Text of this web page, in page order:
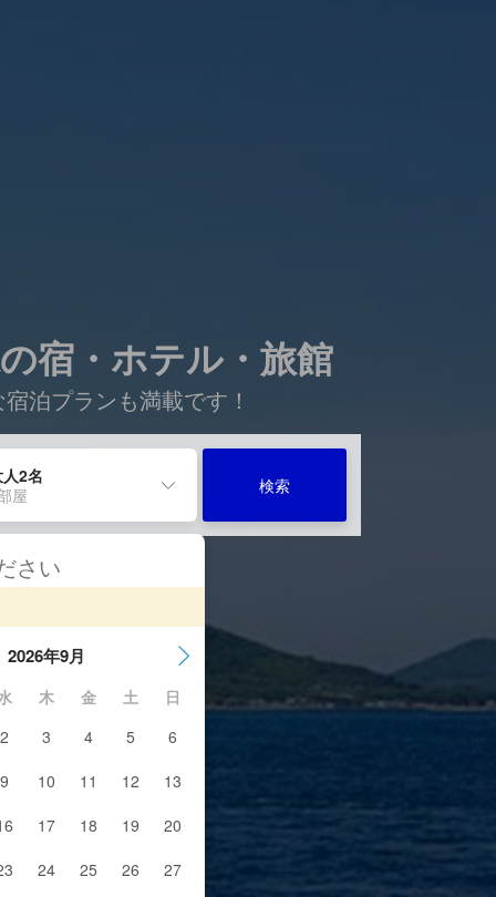
宿・ホテル・旅館
泊プランも満載です！
2名
屋
検索
さい
2026年9月
木 金 土
日
2
3 4 5
6
9
10 11 12
13
17 18 19
20
24 25 26 27